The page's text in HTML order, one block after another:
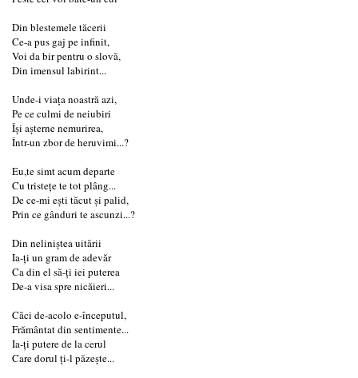
Din blestemele tăcerii
Ce-a pus gaj pe infinit,
Voi da bir pentru o slovă,
Din imensul labirint...
Unde-i viața noastră azi,
Pe ce culmi de neiubiri
Își așterne nemurirea,
Într-un zbor de heruvimi...?
Eu,te simt acum departe
Cu tristețe te tot plâng...
De ce-mi ești tăcut și palid,
Prin ce gânduri te ascunzi...?
Din neliniștea uitării
Ia-ți un gram de adevăr
Ca din el să-ți iei puterea
De-a visa spre nicăieri...
Căci de-acolo e-începutul,
Frământat din sentimente...
Ia-ți putere de la cerul
Care dorul ți-l păzește...